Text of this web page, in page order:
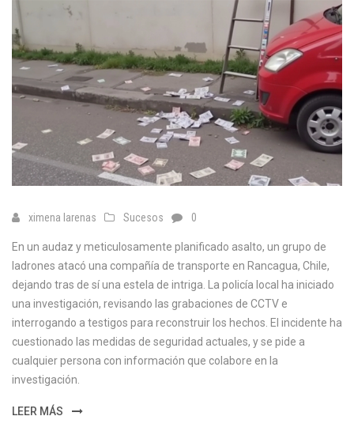
ximena larenas Sucesos 0
En un audaz y meticulosamente planificado asalto, un grupo de
ladrones atacó una compañía de transporte en Rancagua, Chile,
dejando tras de sí una estela de intriga. La policía local ha iniciado
una investigación, revisando las grabaciones de CCTV e
interrogando a testigos para reconstruir los hechos. El incidente ha
cuestionado las medidas de seguridad actuales, y se pide a
cualquier persona con información que colabore en la
investigación.
LEER MÁS